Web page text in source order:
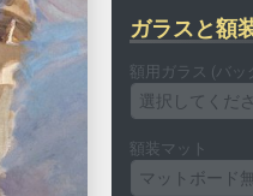
ガラスと額
額用ガラス (バッ
選択してくだ
額装マット
マットボード無